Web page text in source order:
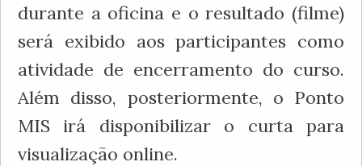
durante a oficina e o resultado (filme)
será exibido aos participantes como
atividade de encerramento do curso.
Além disso, posteriormente, o Ponto
MIS irá disponibilizar o curta para
visualização online.